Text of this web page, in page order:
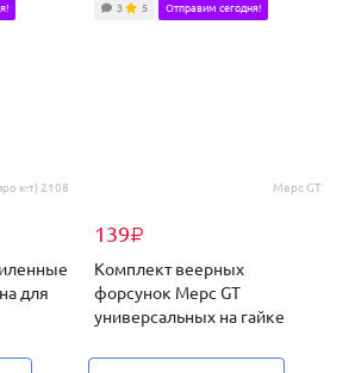
к-т) 2108
для
Мерс GT
139₽
3 5 Отправим сегодня!
Комплект веерных
форсунок Мерс GT
универсальных на гайке